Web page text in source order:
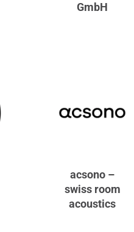
GmbH
acsono –
swiss room
acoustics